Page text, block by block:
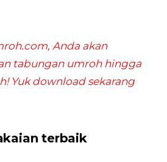
Anda akan
tabungan umroh hingga
Yuk download sekarang
terbaik